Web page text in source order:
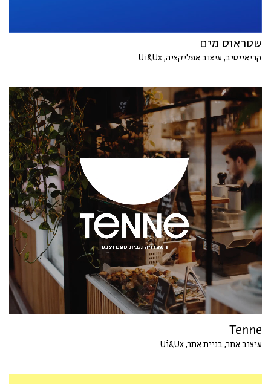
שטראוס מים
קריאייטיב, עיצוב אפליקציה, Ui&Ux
Tenne
עיצוב אתר, בניית אתר, Ui&Ux